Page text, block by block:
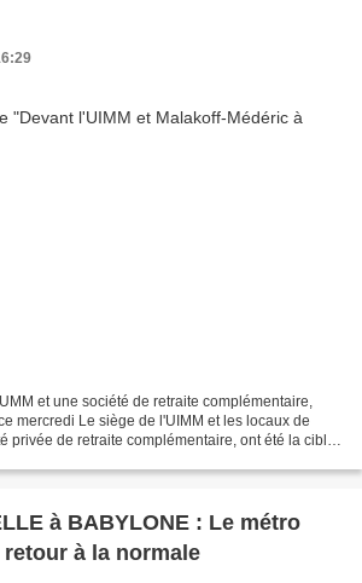
et une société de retraite complémentaire,
mercredi Le siège de l'UIMM et les locaux de
privée de retraite complémentaire, ont été la cible
à BABYLONE : Le métro
à la normale